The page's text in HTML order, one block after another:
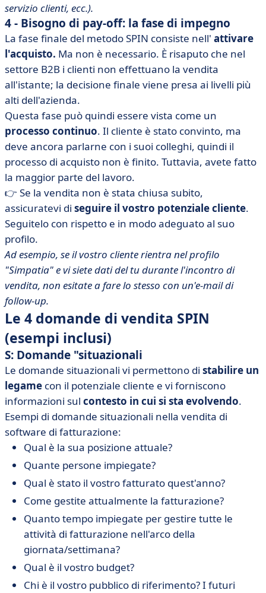
servizio clienti, ecc.).
4 - Bisogno di pay-off: la fase di impegno
La fase finale del metodo SPIN consiste nell' attivare
l'acquisto. Ma non è necessario. È risaputo che nel
settore B2B i clienti non effettuano la vendita
all'istante; la decisione finale viene presa ai livelli più
alti dell'azienda.
Questa fase può quindi essere vista come un
processo continuo. Il cliente è stato convinto, ma
deve ancora parlarne con i suoi colleghi, quindi il
processo di acquisto non è finito. Tuttavia, avete fatto
la maggior parte del lavoro.
👉 Se la vendita non è stata chiusa subito,
assicuratevi di seguire il vostro potenziale cliente.
Seguitelo con rispetto e in modo adeguato al suo
profilo.
Ad esempio, se il vostro cliente rientra nel profilo
"Simpatia" e vi siete dati del tu durante l'incontro di
vendita, non esitate a fare lo stesso con un'e-mail di
follow-up.
Le 4 domande di vendita SPIN
(esempi inclusi)
S: Domande "situazionali
Le domande situazionali vi permettono di stabilire un
legame con il potenziale cliente e vi forniscono
informazioni sul contesto in cui si sta evolvendo.
Esempi di domande situazionali nella vendita di
software di fatturazione:
Qual è la sua posizione attuale?
Quante persone impiegate?
Qual è stato il vostro fatturato quest'anno?
Come gestite attualmente la fatturazione?
Quanto tempo impiegate per gestire tutte le
attività di fatturazione nell'arco della
giornata/settimana?
Qual è il vostro budget?
Chi è il vostro pubblico di riferimento? I futuri